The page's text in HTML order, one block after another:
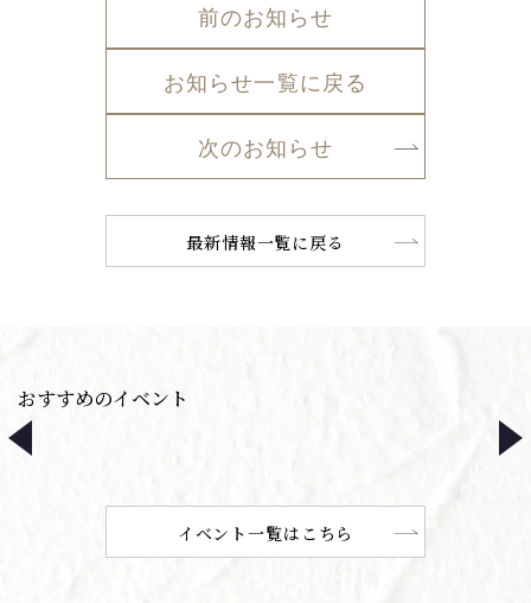
前のお知らせ
お知らせ一覧に戻る
次のお知らせ
最新情報一覧に戻る
おすすめのイベント
イベント一覧はこちら